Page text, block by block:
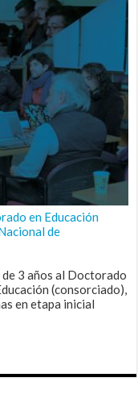
en Educación
de
3 años al Doctorado
(consorciado),
en etapa inicial